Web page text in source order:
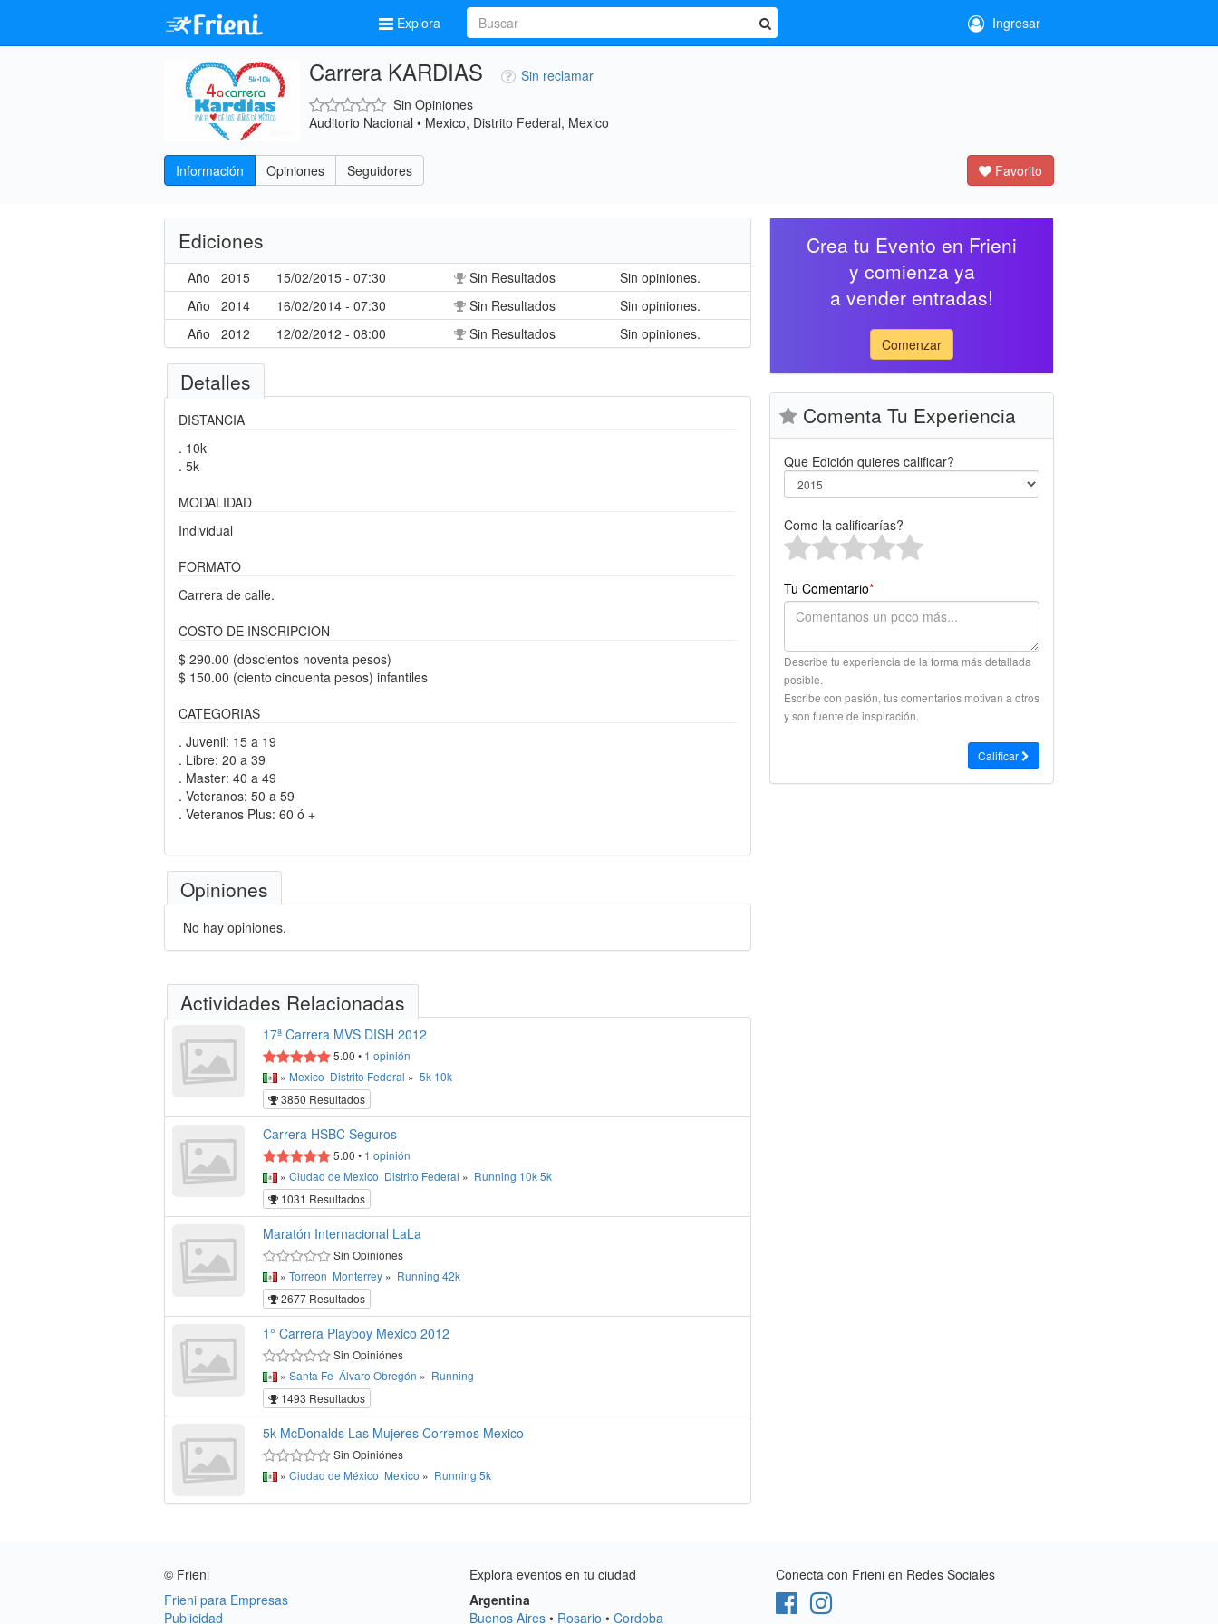
Explora Ingresar
Carrera KARDIAS
Sin reclamar
Sin Opiniones
Auditorio Nacional • Mexico, Distrito Federal, Mexico
Favorito
Información Opiniones Seguidores
Ediciones
Año 2015 15/02/2015 - 07:30 Sin Resultados
Sin opiniones.
Año
2014 16/02/2014 - 07:30 Sin Resultados
Sin opiniones.
Año
2012 12/02/2012 - 08:00 Sin Resultados Sin opiniones.
Detalles
DISTANCIA
. 10k
. 5k
MODALIDAD
Individual
FORMATO
Carrera de calle.
COSTO DE INSCRIPCION
$ 290.00 (doscientos noventa pesos)
$ 150.00 (ciento cincuenta pesos) infantiles
CATEGORIAS
. Juvenil: 15 a 19
. Libre: 20 a 39
. Master: 40 a 49
. Veteranos: 50 a 59
. Veteranos Plus: 60 ó +
Opiniones
No hay opiniones.
Actividades Relacionadas
17ª Carrera MVS DISH 2012
5.00 • 1 opinión
» Mexico Distrito Federal » 5k 10k
3850 Resultados
Carrera HSBC Seguros
5.00 • 1 opinión
» Ciudad de Mexico Distrito Federal » Running 10k5k
1031 Resultados
Maratón Internacional LaLa
Sin Opiniónes
» Torreon Monterrey » Running 42k
2677 Resultados
1° Carrera Playboy México 2012
Sin Opiniónes
» Santa Fe Álvaro Obregón » Running
1493 Resultados
5k McDonalds Las Mujeres Corremos Mexico
Sin Opiniónes
» Ciudad de México Mexico » Running 5k
Crea tu Evento en Frieni
y comienza ya
a vender entradas!
Comenzar
Comenta Tu Experiencia
Que Edición quieres calificar?
Como la calificarías?
Tu Comentario*
Describe tu experiencia de la forma más detallada
posible.
Escribe con pasión, tus comentarios motivan a otros
y son fuente de inspiración.
Calificar
© Frieni
Frieni para Empresas
Publicidad
Explora eventos en tu ciudad
Argentina
Buenos Aires • Rosario •Cordoba
Conecta con Frieni en Redes Sociales